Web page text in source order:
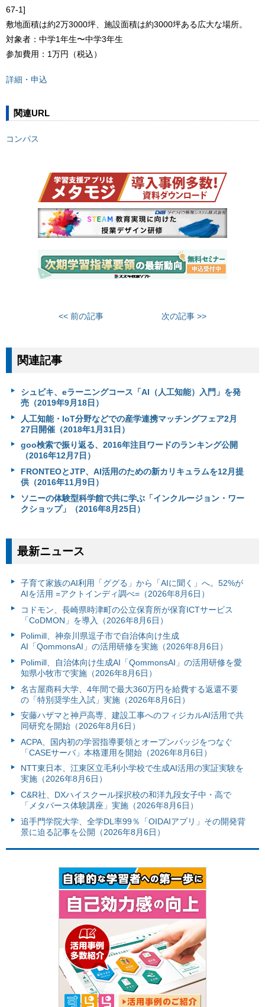
67-1]
敷地面積は約2万3000坪、施設面積は約3000坪ある広大な場所。
対象者：中学1年生〜中学3年生
参加費用：1万円（税込）
詳細・申込
関連URL
コンパス
<< 前の記事 次の記事 >>
関連記事
シュビキ、eラーニングコース「AI（人工知能）入門」を発
売（2019年9月18日）
人工知能・IoT分野などでの産学連携マッチングフェア2月
27日開催（2018年1月31日）
goo検索で振り返る、2016年注目ワードのランキング公開
（2016年12月7日）
FRONTEOとJTP、AI活用のための新カリキュラムを12月提
供（2016年11月9日）
ソニーの体験型科学館で共に学ぶ「インクルージョン・ワー
クショップ」（2016年8月25日）
最新ニュース
子育て家族のAI利用「ググる」から「AIに聞く」へ。52%が
AIを活用 =アクトインディ調べ=（2026年8月6日）
コドモン、長崎県時津町の公立保育所が保育ICTサービス
「CoDMON」を導入（2026年8月6日）
Polimill、神奈川県逗子市で自治体向け生成
AI「QommonsAI」の活用研修を実施（2026年8月6日）
Polimill、自治体向け生成AI「QommonsAI」の活用研修を愛
知県小牧市で実施（2026年8月6日）
名古屋商科大学、4年間で最大360万円を給費する返還不要
の「特別奨学生入試」実施（2026年8月6日）
安藤ハザマと神戸高専、建設工事へのフィジカルAI活用で共
同研究を開始（2026年8月6日）
ACPA、国内初の学習指導要領とオープンバッジをつなぐ
「CASEサーバ」本格運用を開始（2026年8月6日）
NTT東日本、江東区立毛利小学校で生成AI活用の実証実験を
実施（2026年8月6日）
C&R社、DXハイスクール採択校の和洋九段女子中・高で
「メタバース体験講座」実施（2026年8月6日）
追手門学院大学、全学DL率99％「OIDAIアプリ」その開発背
景に迫る記事を公開（2026年8月6日）